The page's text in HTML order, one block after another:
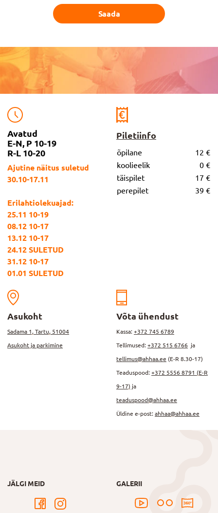
Saada
Avatud
E-N, P 10-19
R-L 10-20
Ajutine näitus suletud
30.10-17.11
Erilahtiolekuajad:
25.11 10-19
08.12 10-17
13.12 10-17
24.12 SULETUD
31.12 10-17
01.01 SULETUD
Piletiinfo
õpilane
12 €
koolieelik
0 €
täispilet
17 €
perepilet
39 €
Asukoht
Sadama 1, Tartu, 51004
Asukoht ja parkimine
Võta ühendust
Kassa: +372 745 6789
Tellimused: +372 515 6766 ja
tellimus@ahhaa.ee (E-R 8.30-17)
Teaduspood: +372 5556 8791 (E-R
9-17) ja
teaduspood@ahhaa.ee
Üldine e-post: ahhaa@ahhaa.ee
JÄLGI MEID GALERII